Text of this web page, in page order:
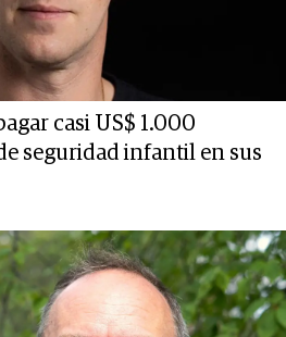
casi US$ 1.000
seguridad infantil en sus